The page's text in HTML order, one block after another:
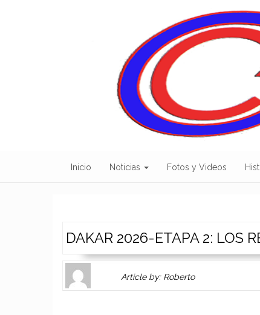
Inicio Noticias Fotos y Videos
DAKAR 2026-ETAPA 2: LOS
Author
Gravatar
Article by: Roberto